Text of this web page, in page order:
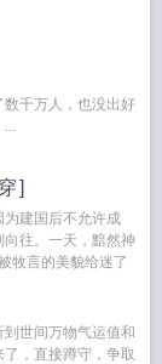
千万人，也没出好
...
]
建国后不允许成
往。一天，黯然神
牧言的美貌给迷了
世间万物气运值和
，直接蹲守，争取